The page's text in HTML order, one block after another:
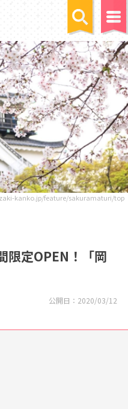
kanko.jp/feature/sakuramaturi/top
限定OPEN！「岡
公開日： 2020/03/12